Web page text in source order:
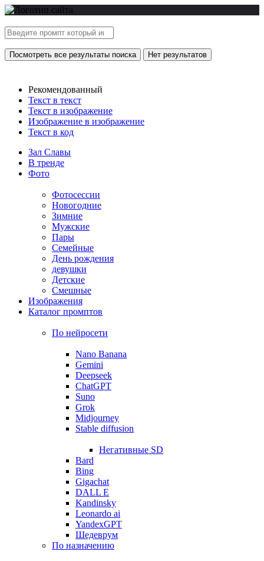
Посмотреть все результаты поиска Нет результатов
Рекомендованный
Текст в текст
Текст в изображение
Изображение в изображение
Текст в код
Зал Славы
В тренде
Фото
Фотосессии
Новогодние
Зимние
Мужские
Пары
Семейные
День рождения
девушки
Детские
Смешные
Изображения
Каталог промптов
По нейросети
Nano Banana
Gemini
Deepseek
ChatGPT
Suno
Grok
Midjourney
Stable diffusion
Негативные SD
Bard
Bing
Gigachat
DALL E
Kandinsky
Leonardo ai
YandexGPT
Шедеврум
По назначению